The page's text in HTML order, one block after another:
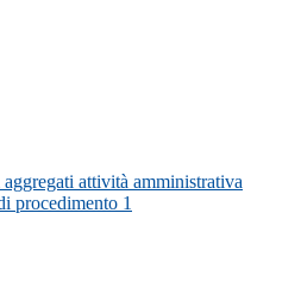
attività amministrativa
procedimento 1